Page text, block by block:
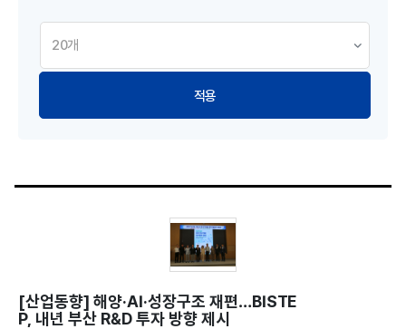
적용
[산업동향]
P, 내년 부산 R&D 투자 방향 제시